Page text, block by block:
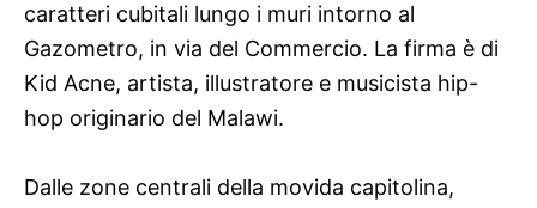
caratteri cubitali lungo i muri intorno al
Gazometro, in via del Commercio. La firma è di
Kid Acne, artista, illustratore e musicista hip-
hop originario del Malawi.
Dalle zone centrali della movida capitolina,